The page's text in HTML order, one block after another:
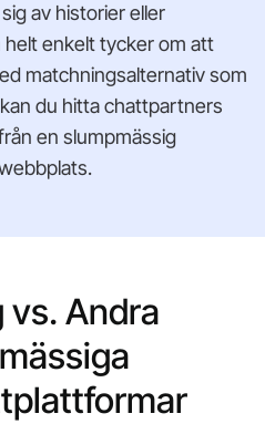
av historier eller
enkelt tycker om att
matchningsalternativ som
du hitta chattpartners
en slumpmässig
vs. Andra